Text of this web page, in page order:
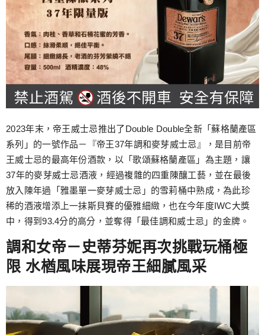
2023年末，帝王威士忌推出了Double Double全新「蘇格蘭產區
系列」的一號作品－『帝王37年調和麥芽威士忌』，是目前帝
王威士忌的最高年份酒款，以「歌頌蘇格蘭產區」為主題，讓
37年的麥芽威士忌酒液，經過複雜的四重陳釀工藝，並在最後
放入陳年過「雅墨單一麥芽威士忌」的雪莉桶中熟成，為此珍
稀的酒液增添上一抹斯貝賽的優雅細緻，也在今年度IWC大獎
中，得到93.4分的高分，並奪得「最佳調和威士忌」的金牌。
調和女帝－史蒂芬妮再次挑戰玩桶極
限 水楢風味展現帝王細膩風采